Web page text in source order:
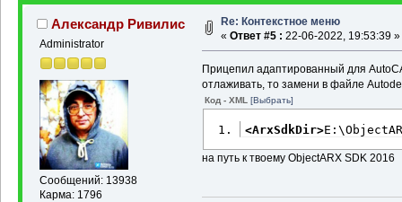
Александр Ривилис
Administrator
Сообщений: 13938
Карма: 1796
Re: Контекстное меню
« Ответ #5 : 22-06-2022, 19:53:39 »
Прицепил адаптированный для
отлаживать, то замени в файле
Код - XML [Выбрать]
<ArxSdkDir>
на путь к твоему ObjectARX SDK 2016